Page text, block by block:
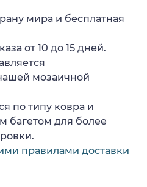
мира и бесплатная
от 10 до 15 дней.
мозаичной
по типу ковра и
багетом для более
правилами доставки